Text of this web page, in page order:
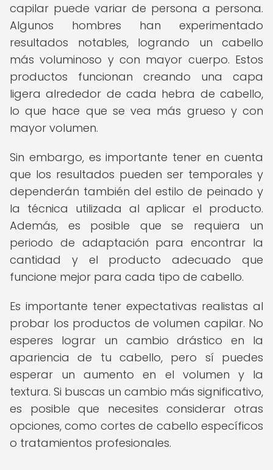
capilar puede variar de persona a persona.
Algunos hombres han experimentado
resultados notables, logrando un cabello
más voluminoso y con mayor cuerpo. Estos
productos funcionan creando una capa
ligera alrededor de cada hebra de cabello,
lo que hace que se vea más grueso y con
mayor volumen.
Sin embargo, es importante tener en cuenta
que los resultados pueden ser temporales y
dependerán también del estilo de peinado y
la técnica utilizada al aplicar el producto.
Además, es posible que se requiera un
periodo de adaptación para encontrar la
cantidad y el producto adecuado que
funcione mejor para cada tipo de cabello.
Es importante tener expectativas realistas al
probar los productos de volumen capilar. No
esperes lograr un cambio drástico en la
apariencia de tu cabello, pero sí puedes
esperar un aumento en el volumen y la
textura. Si buscas un cambio más significativo,
es posible que necesites considerar otras
opciones, como cortes de cabello específicos
o tratamientos profesionales.